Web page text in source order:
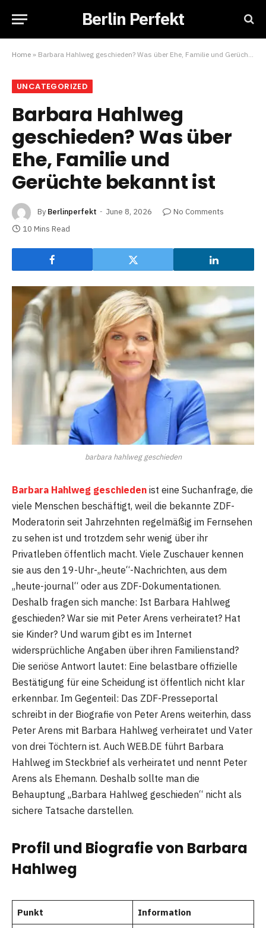
Berlin Perfekt
Home » Barbara Hahlweg geschieden? Was über Ehe, Familie und Gerüchte bekannt ist
UNCATEGORIZED
Barbara Hahlweg
geschieden? Was über
Ehe, Familie und
Gerüchte bekannt ist
By Berlinperfekt June 8, 2026
No Comments
10 Mins Read
barbara hahlweg geschieden
Barbara Hahlweg geschieden ist eine Suchanfrage, die
viele Menschen beschäftigt, weil die bekannte ZDF-
Moderatorin seit Jahrzehnten regelmäßig im Fernsehen
zu sehen ist und trotzdem sehr wenig über ihr
Privatleben öffentlich macht. Viele Zuschauer kennen
sie aus den 19-Uhr-„heute“-Nachrichten, aus dem
„heute-journal“ oder aus ZDF-Dokumentationen.
Deshalb fragen sich manche: Ist Barbara Hahlweg
geschieden? War sie mit Peter Arens verheiratet? Hat
sie Kinder? Und warum gibt es im Internet
widersprüchliche Angaben über ihren Familienstand?
Die seriöse Antwort lautet: Eine belastbare offizielle
Bestätigung für eine Scheidung ist öffentlich nicht klar
erkennbar. Im Gegenteil: Das ZDF-Presseportal
schreibt in der Biografie von Peter Arens weiterhin, dass
Peter Arens mit Barbara Hahlweg verheiratet und Vater
von drei Töchtern ist. Auch WEB.DE führt Barbara
Hahlweg im Steckbrief als verheiratet und nennt Peter
Arens als Ehemann. Deshalb sollte man die
Behauptung „Barbara Hahlweg geschieden“ nicht als
sichere Tatsache darstellen.
Profil und Biografie von Barbara
Hahlweg
Punkt Information